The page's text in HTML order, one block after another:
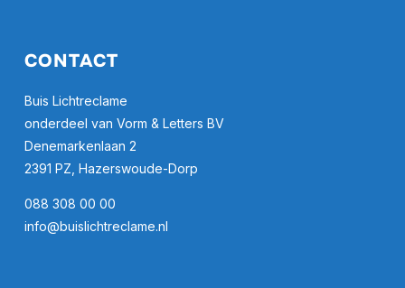
CONTACT
Buis Lichtreclame
onderdeel van Vorm & Letters BV
Denemarkenlaan 2
2391 PZ, Hazerswoude-Dorp
088 308 00 00
info@buislichtreclame.nl